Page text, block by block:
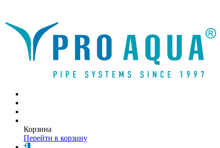
Корзина
Перейти в корзину